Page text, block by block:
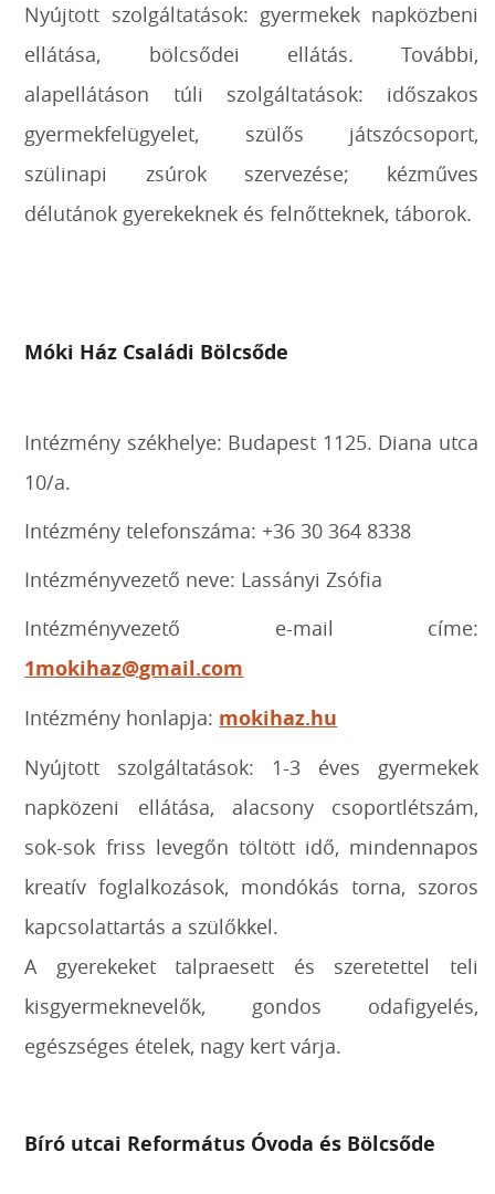
Nyújtott szolgáltatások: gyermekek napközbeni
ellátása, bölcsődei ellátás. További,
alapellátáson túli szolgáltatások: időszakos
gyermekfelügyelet, szülős játszócsoport,
szülinapi zsúrok szervezése; kézműves
délutánok gyerekeknek és felnőtteknek, táborok.
Móki Ház Családi Bölcsőde
Intézmény székhelye: Budapest 1125. Diana utca
10/a.
Intézmény telefonszáma: +36 30 364 8338
Intézményvezető neve: Lassányi Zsófia
Intézményvezető e-mail címe:
1mokihaz@gmail.com
Intézmény honlapja: mokihaz.hu
Nyújtott szolgáltatások: 1-3 éves gyermekek
napközeni ellátása, alacsony csoportlétszám,
sok-sok friss levegőn töltött idő, mindennapos
kreatív foglalkozások, mondókás torna, szoros
kapcsolattartás a szülőkkel.
A gyerekeket talpraesett és szeretettel teli
kisgyermeknevelők, gondos odafigyelés,
egészséges ételek, nagy kert várja.
Bíró utcai Református Óvoda és Bölcsőde